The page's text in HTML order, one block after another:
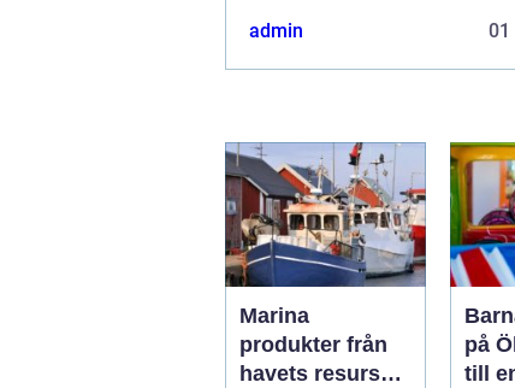
admin 01
Marina
produkter från
havets resurser
på
till